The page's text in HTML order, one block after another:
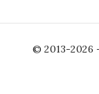
© 2013-2026